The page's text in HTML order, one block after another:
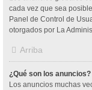
cada vez que sea
Panel de Control de
otorgados por La
Arriba
¿Qué son los anuncios?
Los anuncios muchas